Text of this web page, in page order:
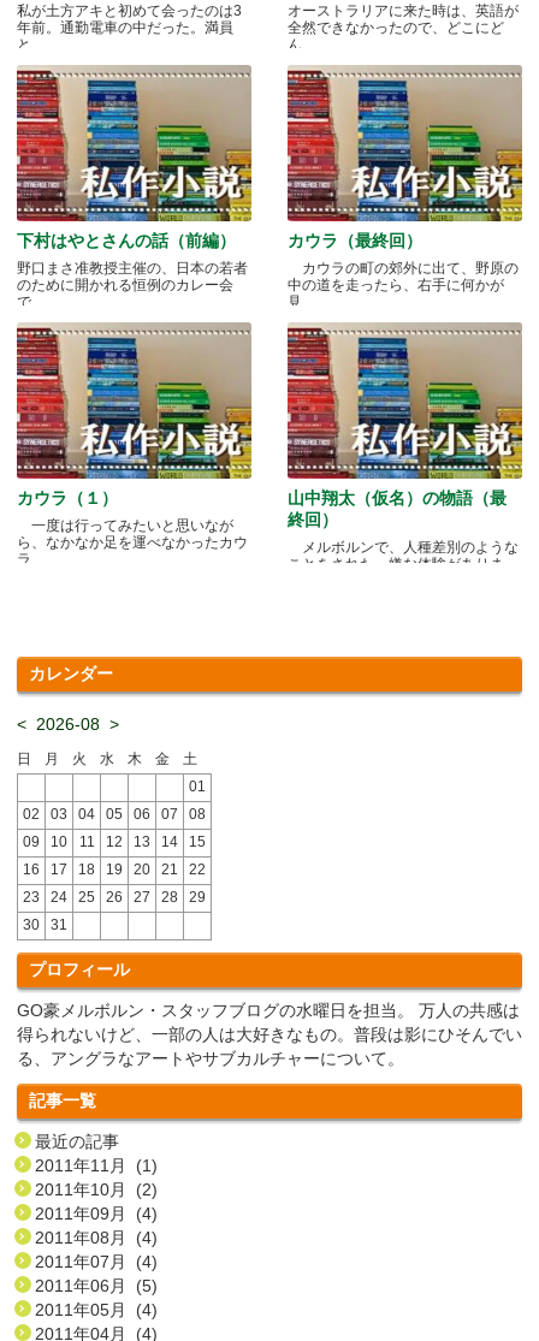
私が土方アキと初めて会ったのは3
年前。通勤電車の中だった。満員
と.....
オーストラリアに来た時は、英語が
全然できなかったので、どこにど
ん.....
下村はやとさんの話（前編）
野口まさ准教授主催の、日本の若者
のために開かれる恒例のカレー会
で.....
カウラ（最終回）
カウラの町の郊外に出て、野原の
中の道を走ったら、右手に何かが
見.....
カウラ（１）
一度は行ってみたいと思いなが
ら、なかなか足を運べなかったカウ
ラ.....
山中翔太（仮名）の物語（最
終回）
メルボルンで、人種差別のような
ことをされた、嫌な体験がありま
カレンダー
< 2026-08 >
日 月 火 水 木 金
土
01
02
03 04 05 06 07
08
09
10 11 12 13 14
15
16
17 18 19 20 21
22
23
24 25 26 27 28
29
30
31
プロフィール
GO豪メルボルン・スタッフブログの水曜日を担当。 万人の共感は
得られないけど、一部の人は大好きなもの。普段は影にひそんでい
る、アングラなアートやサブカルチャーについて。
記事一覧
最近の記事
2011年11月 (1)
2011年10月 (2)
2011年09月 (4)
2011年08月 (4)
2011年07月 (4)
2011年06月 (5)
2011年05月 (4)
2011年04月 (4)